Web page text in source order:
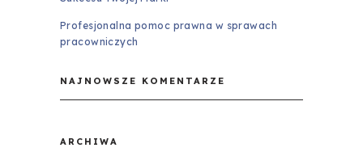
Profesjonalna pomoc prawna w sprawach
pracowniczych
NAJNOWSZE KOMENTARZE
ARCHIWA